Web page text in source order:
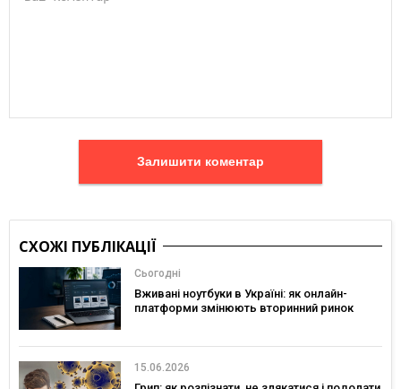
Залишити коментар
СХОЖІ ПУБЛІКАЦІЇ
Сьогодні
Вживані ноутбуки в Україні: як онлайн-
платформи змінюють вторинний ринок
15.06.2026